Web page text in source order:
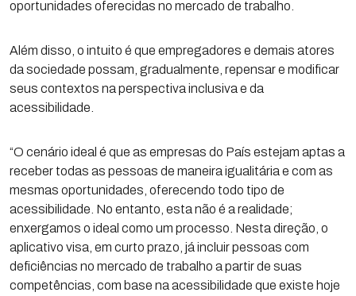
oportunidades oferecidas no mercado de trabalho.
Além disso, o intuito é que empregadores e demais atores
da sociedade possam, gradualmente, repensar e modificar
seus contextos na perspectiva inclusiva e da
acessibilidade.
“O cenário ideal é que as empresas do País estejam aptas a
receber todas as pessoas de maneira igualitária e com as
mesmas oportunidades, oferecendo todo tipo de
acessibilidade. No entanto, esta não é a realidade;
enxergamos o ideal como um processo. Nesta direção, o
aplicativo visa, em curto prazo, já incluir pessoas com
deficiências no mercado de trabalho a partir de suas
competências, com base na acessibilidade que existe hoje